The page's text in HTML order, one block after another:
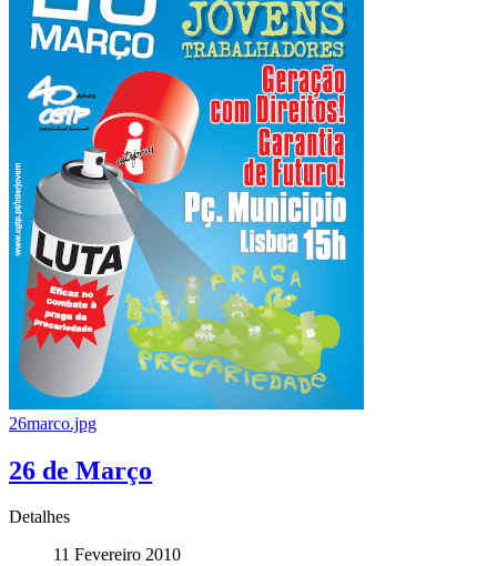
26marco.jpg
26 de Março
Detalhes
11 Fevereiro 2010